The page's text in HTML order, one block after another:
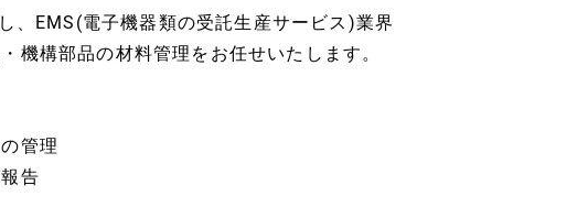
、EMS(電子機器類の受託生産サービス)業界
機構部品の材料管理をお任せいたします。
管理
告